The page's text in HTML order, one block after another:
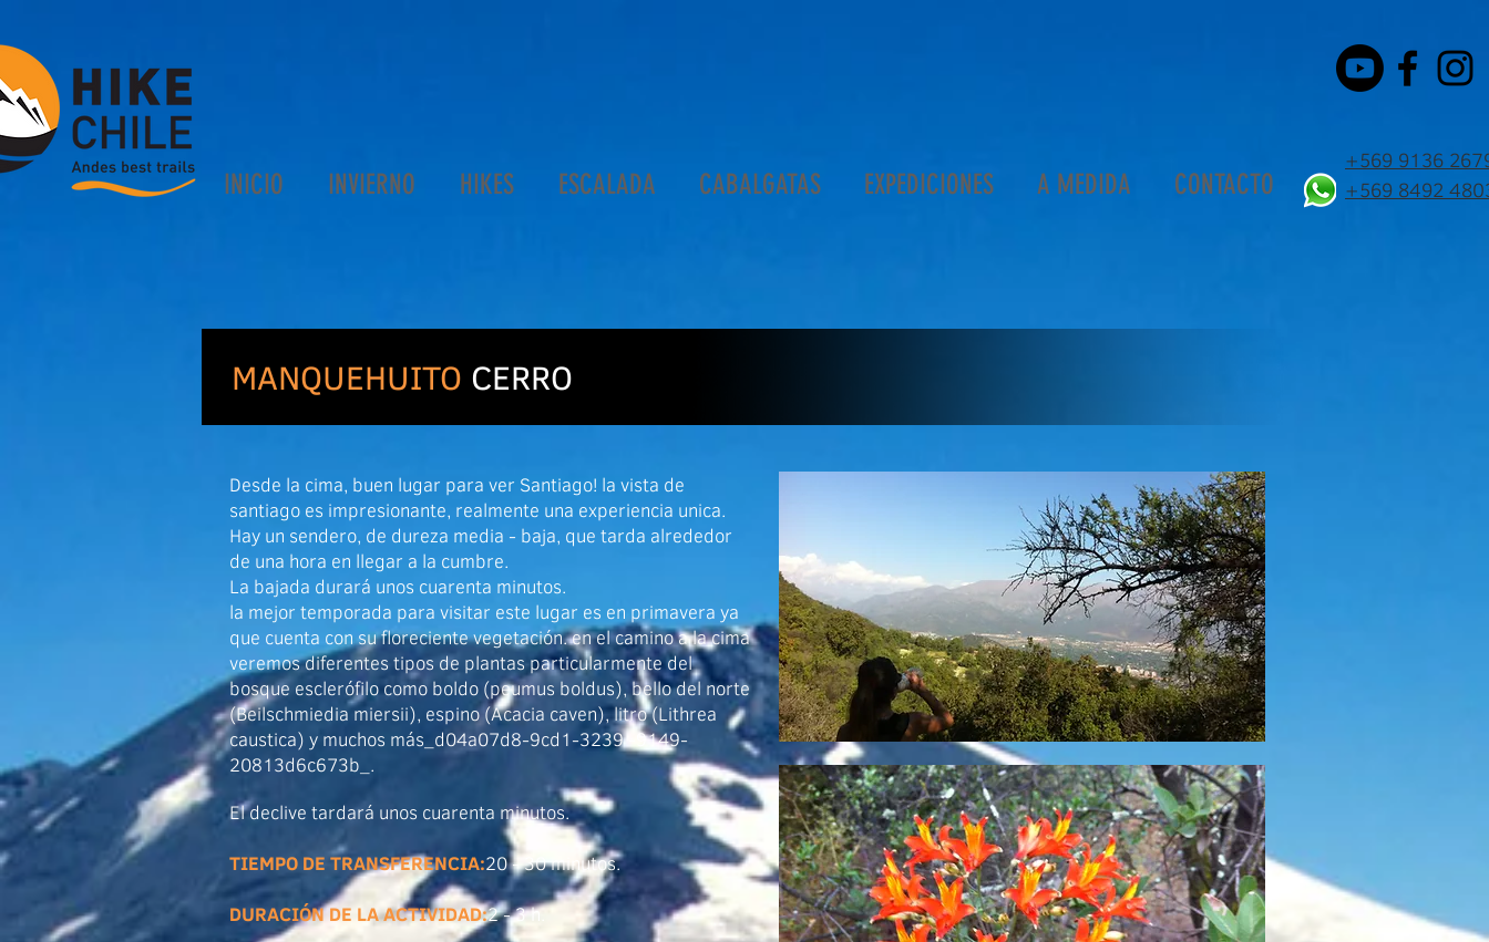
INICIO INVIERNO HIKES ESCALADA CABALGATAS EXPEDICIONES A MEDIDA CONTACTO
+569 9136
+569 8492
MANQUEHUITO CERRO
Desde la cima, buen lugar para ver Santiago! la vista de
santiago es impresionante, realmente una experiencia unica.​
Hay un sendero, de dureza media - baja, que tarda alrededor
de una hora en llegar a la cumbre.
​La bajada durará unos cuarenta minutos.
la mejor temporada para visitar este lugar es en primavera ya
que cuenta con su floreciente vegetación. en el camino a la cima
veremos diferentes tipos de plantas particularmente del
bosque esclerófilo como boldo (peumus boldus), bello del norte
(Beilschmiedia miersii), espino (Acacia caven), litro (Lithrea
caustica) y muchos más_d04a07d8-9cd1-3239 -9149-
20813d6c673b_.
El declive tardará unos cuarenta minutos.
TIEMPO DE TRANSFERENCIA:20 - 30 minutos.
DURACIÓN DE LA ACTIVIDAD:2 - 3 h.